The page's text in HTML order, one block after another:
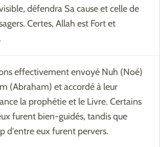
défendra Sa cause et celle de
Certes, Allah est Fort et
effectivement envoyé Nuh (Noé)
(Abraham) et accordé à leur
la prophétie et le Livre. Certains
furent bien-guidés, tandis que
d'entre eux furent pervers.